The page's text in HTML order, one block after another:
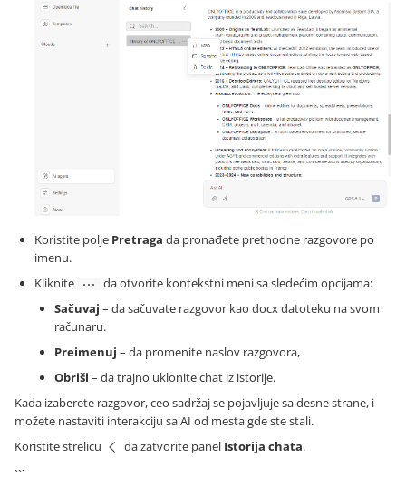
Koristite polje Pretraga da pronađete prethodne razgovore po
imenu.
Kliknite
da otvorite kontekstni meni sa sledećim opcijama:
Sačuvaj – da sačuvate razgovor kao docx datoteku na svom
računaru.
Preimenuj – da promenite naslov razgovora,
Obriši – da trajno uklonite chat iz istorije.
Kada izaberete razgovor, ceo sadržaj se pojavljuje sa desne strane, i
možete nastaviti interakciju sa AI od mesta gde ste stali.
Koristite strelicu
da zatvorite panel Istorija chata.
```